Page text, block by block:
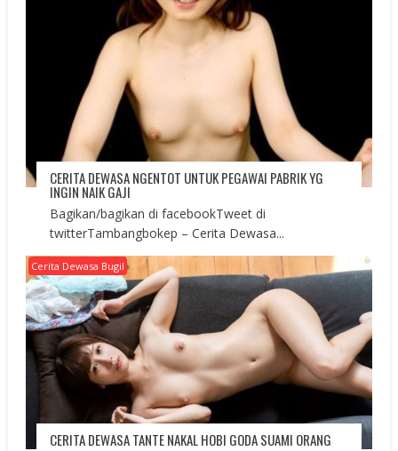
CERITA DEWASA NGENTOT UNTUK PEGAWAI PABRIK YG
INGIN NAIK GAJI
Bagikan/bagikan di facebookTweet di
twitterTambangbokep – Cerita Dewasa...
Cerita Dewasa Bugil
CERITA DEWASA TANTE NAKAL HOBI GODA SUAMI ORANG